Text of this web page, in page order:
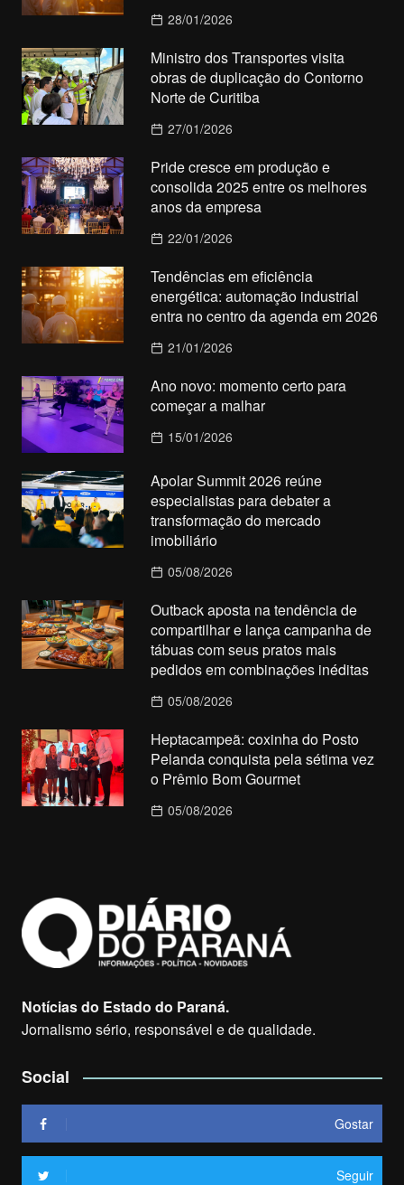
28/01/2026
Ministro dos Transportes visita
obras de duplicação do Contorno
Norte de Curitiba
27/01/2026
Pride cresce em produção e
consolida 2025 entre os melhores
anos da empresa
22/01/2026
Tendências em eficiência
energética: automação industrial
entra no centro da agenda em 2026
21/01/2026
Ano novo: momento certo para
começar a malhar
15/01/2026
Apolar Summit 2026 reúne
especialistas para debater a
transformação do mercado
imobiliário
05/08/2026
Outback aposta na tendência de
compartilhar e lança campanha de
tábuas com seus pratos mais
pedidos em combinações inéditas
05/08/2026
Heptacampeã: coxinha do Posto
Pelanda conquista pela sétima vez
o Prêmio Bom Gourmet
05/08/2026
Notícias do Estado do Paraná.
Jornalismo sério, responsável e de qualidade.
Social
Gostar
Seguir